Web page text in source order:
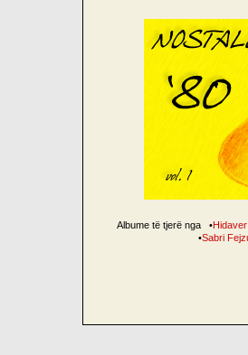
Albume të tjerë nga •
•Sabri